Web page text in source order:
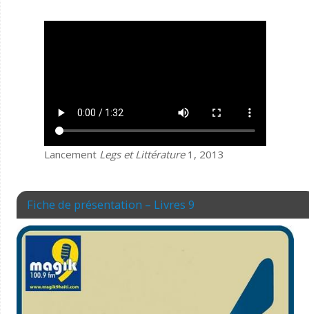
Lancement Legs et Littérature1, 2013
Fiche de présentation – Livres 9